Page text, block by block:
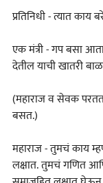
प्रतिनिधी - त्यात काय
एक मंत्री - गप बसा
देतील याची खातरी
(महाराज व सेवक
बसत.)
महाराज - तुमचं काय
लक्षात. तुमचं गणित